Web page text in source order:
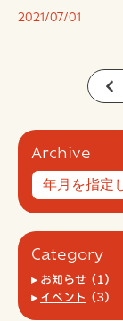
2021/07/01
Archive
Category
お知らせ (1)
イベント
(3)